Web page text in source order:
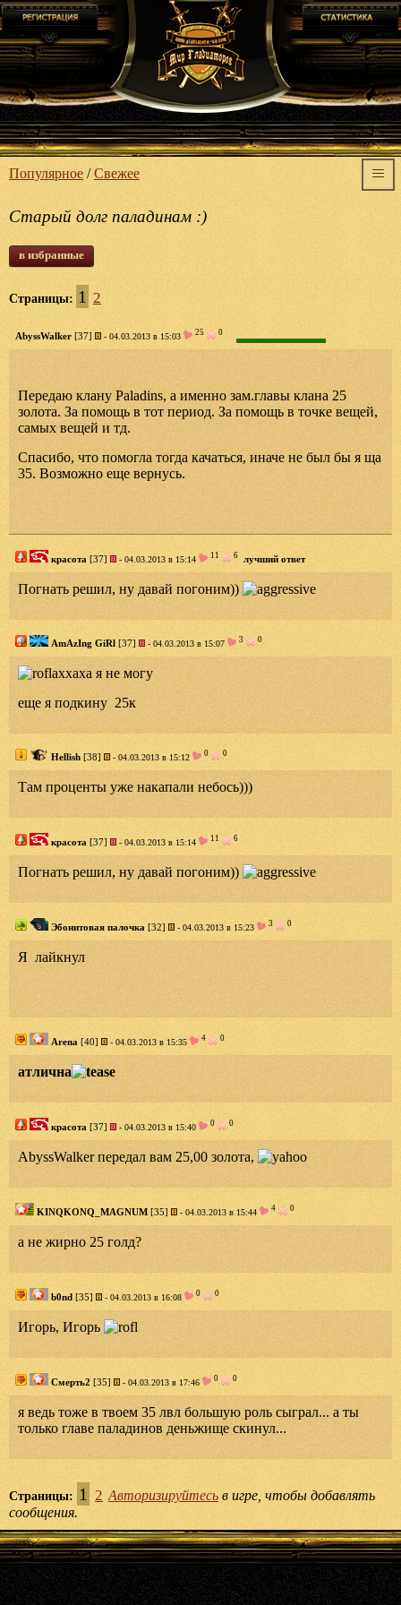
Популярное /Свежее
Старый долг паладинам :)
в избранные
Страницы: 1 2
AbyssWalker [37] - 04.03.2013 в 15:03 25 0
Передаю клану Paladins, а именно зам.главы клана 25
золота. За помощь в тот период. За помощь в точке вещей,
самых вещей и тд.
Спасибо, что помогла тогда качаться, иначе не был бы я ща
35. Возможно еще вернусь.
красота [37] - 04.03.2013 в 15:14 11 6 лучший ответ
Погнать решил, ну давай погоним))
AmAzIng GiRl [37] - 04.03.2013 в 15:07 3 0
аххаха я не могу
еще я подкину 25к
Hellish [38] - 04.03.2013 в 15:12 0 0
Там проценты уже накапали небось)))
красота [37] - 04.03.2013 в 15:14 11 6
Погнать решил, ну давай погоним))
Эбонитовая палочка [32] - 04.03.2013 в 15:23 3 0
Я лайкнул
Arena [40] - 04.03.2013 в 15:35 4 0
атлична
красота [37] - 04.03.2013 в 15:40 0 0
AbyssWalker передал вам 25,00 золота,
KINQKONQ_MAGNUM [35] - 04.03.2013 в 15:44 4 0
а не жирно 25 голд?
b0nd [35] - 04.03.2013 в 16:08 0 0
Игорь, Игорь
Смерть2 [35] - 04.03.2013 в 17:46 0 0
я ведь тоже в твоем 35 лвл большую роль сыграл... а ты
только главе паладинов деньжище скинул...
Страницы: 1 2 Авторизируйтесь в игре, чтобы добавлять
сообщения.